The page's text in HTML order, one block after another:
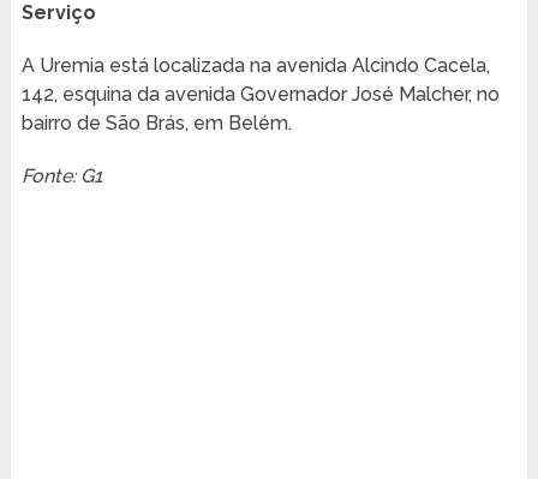
Serviço
A Uremia está localizada na avenida Alcindo Cacela,
142, esquina da avenida Governador José Malcher, no
bairro de São Brás, em Belém.
Fonte: G1